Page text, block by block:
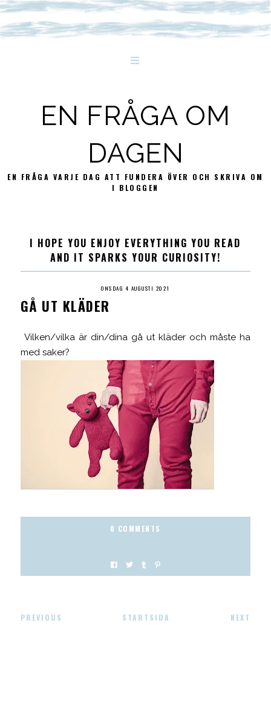
EN FRÅGA OM
DAGEN
EN FRÅGA VARJE DAG ATT FUNDERA ÖVER OCH SKRIVA OM
I BLOGGEN
I HOPE YOU ENJOY EVERYTHING YOU READ
AND IT SPARKS YOUR CURIOSITY!
ONSDAG 4 AUGUSTI 2021
GÅ UT KLÄDER
Vilken/vilka är din/dina gå ut kläder och måste ha
med saker?
0 COMMENTS
PREVIOUS STARTSIDA NEXT